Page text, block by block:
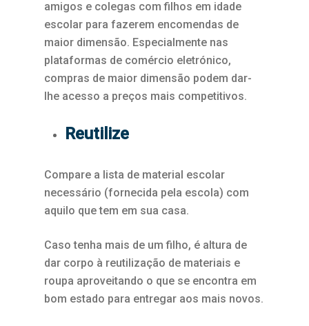
amigos e colegas com filhos em idade
escolar para fazerem encomendas de
maior dimensão. Especialmente nas
plataformas de comércio eletrónico,
compras de maior dimensão podem dar-
lhe acesso a preços mais competitivos.
Reutilize
Compare a lista de material escolar
necessário (fornecida pela escola) com
aquilo que tem em sua casa.
Caso tenha mais de um filho, é altura de
dar corpo à reutilização de materiais e
roupa aproveitando o que se encontra em
bom estado para entregar aos mais novos.